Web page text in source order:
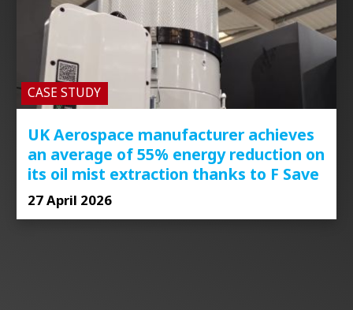
CASE STUDY
UK Aerospace manufacturer achieves
an average of 55% energy reduction on
its oil mist extraction thanks to F Save
27 April 2026